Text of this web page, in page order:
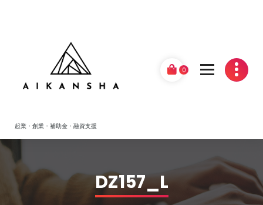
起業・創業・補助金・融資支援
0
DZ157_L